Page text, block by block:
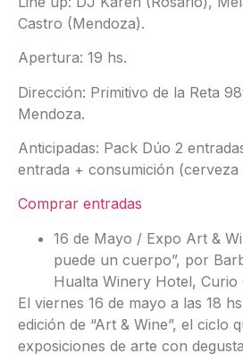
Castro (Mendoza).
Apertura: 19 hs.
Dirección: Primitivo de la Reta
Mendoza.
Anticipadas: Pack Dúo 2
entrada + consumición (cerveza
Comprar entradas
16 de Mayo / Expo Art &
puede un cuerpo”, por
Hualta Winery Hotel,
El viernes 16 de mayo a las 18
edición de “Art & Wine”, el ciclo
exposiciones de arte con